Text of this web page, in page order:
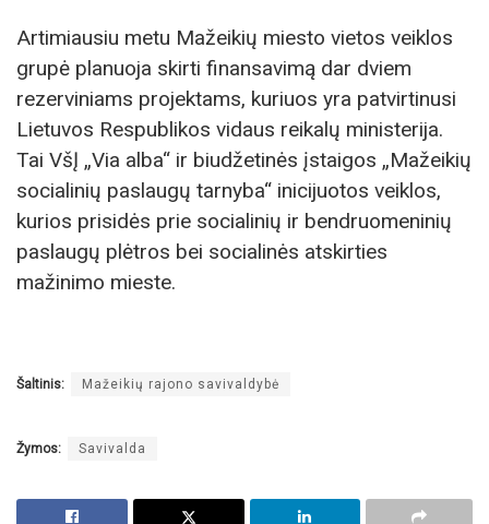
Artimiausiu metu Mažeikių miesto vietos veiklos
grupė planuoja skirti finansavimą dar dviem
rezerviniams projektams, kuriuos yra patvirtinusi
Lietuvos Respublikos vidaus reikalų ministerija.
Tai VšĮ „Via alba“ ir biudžetinės įstaigos „Mažeikių
socialinių paslaugų tarnyba“ inicijuotos veiklos,
kurios prisidės prie socialinių ir bendruomeninių
paslaugų plėtros bei socialinės atskirties
mažinimo mieste.
Šaltinis: Mažeikių rajono savivaldybė
Žymos: Savivalda